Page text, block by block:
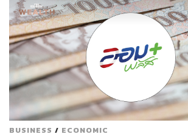
BUSINESS / ECONOMIC